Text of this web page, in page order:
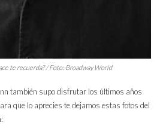
te recuerda? / Foto: Broadway World
también supo disfrutar los últimos años
que lo aprecies te dejamos estas fotos del